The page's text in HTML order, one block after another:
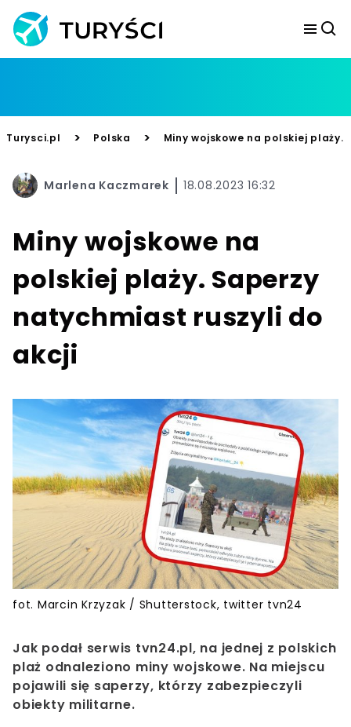
Turysci.pl > Polska > Miny wojskowe na polskiej
Marlena Kaczmarek 18.08.2023 16:32
Miny wojskowe na
polskiej plaży. Saperzy
natychmiast ruszyli do
akcji
fot. Marcin Krzyzak / Shutterstock, twitter tvn24
Jak podał serwis tvn24.pl, na jednej z polskich
plaż odnaleziono miny wojskowe. Na miejscu
pojawili się saperzy, którzy zabezpieczyli
obiekty militarne.